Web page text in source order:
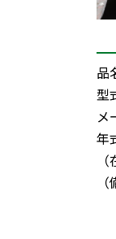
品
型
メ
年